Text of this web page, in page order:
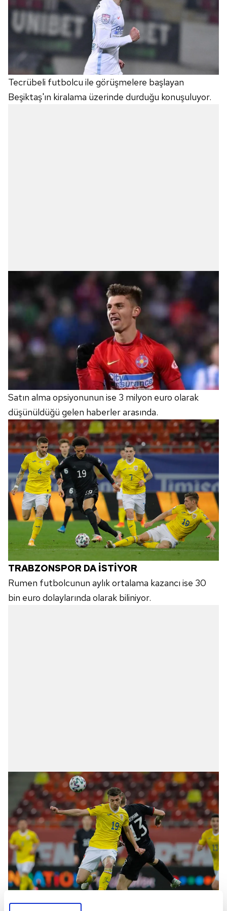
Tecrübeli futbolcu ile görüşmelere başlayan
Beşiktaş'ın kiralama üzerinde durduğu konuşuluyor.
Satın alma opsiyonunun ise 3 milyon euro olarak
düşünüldüğü gelen haberler arasında.
TRABZONSPOR DA İSTİYOR
Rumen futbolcunun aylık ortalama kazancı ise 30
bin euro dolaylarında olarak biliniyor.